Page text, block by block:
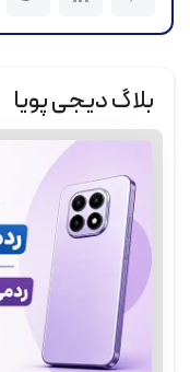
بلاگ دیجی پویا